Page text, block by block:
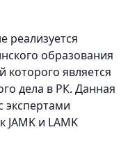
реализуется
образования
которого является
дела в РК. Данная
экспертами
JAMK и LAMK